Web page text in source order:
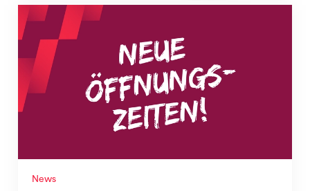
News
Neue Empfangszeiten ab 1. August 2026